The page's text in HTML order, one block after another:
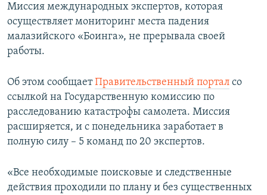
ТЕЛЕПРОЕКТ КРЫМ.РЕАЛИИ
СОВЕТЫ ПРАВОЗАЩИТНИКОВ
ПРОПАВШИЕ БЕЗ ВЕСТИ
КРЫМ.НЕПОКОРЕННЫЙ
ELIFBE
УКРАИНСКАЯ ПРОБЛЕМА КРЫМА
Українською
Qırımtatar
Миссия международных экспертов, которая
осуществляет мониторинг места падения
малазийского «Боинга», не прерывала своей
работы.
Об этом сообщаетПравительственный портал со
ссылкой на Государственную комиссию по
расследованию катастрофы самолета. Миссия
расширяется, и с понедельника заработает в
полную силу – 5 команд по 20 экспертов.
«Все необходимые поисковые и следственные
действия проходили по плану и без существенных